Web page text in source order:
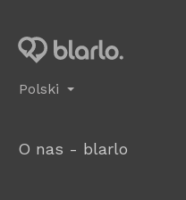
Polski
O nas - blarlo